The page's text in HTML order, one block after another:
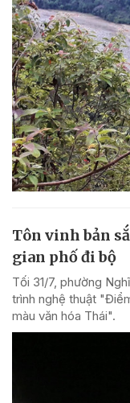
Tôn vinh bản
gian phố đi bộ
Tối 31/7, phường
trình nghệ thuật
màu văn hóa Thái".